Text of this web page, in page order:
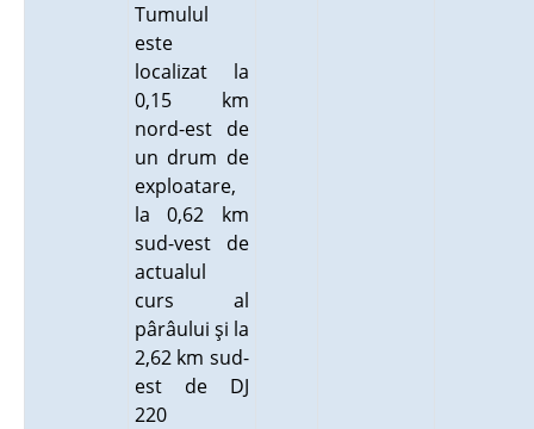
Tumulul
este
localizat la
0,15 km
nord-est de
un drum de
exploatare,
la 0,62 km
sud-vest de
actualul
curs al
pârâului şi la
2,62 km sud-
est de DJ
220